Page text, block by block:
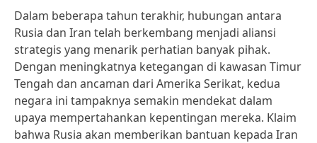
Dalam beberapa tahun terakhir, hubungan antara
Rusia dan Iran telah berkembang menjadi aliansi
strategis yang menarik perhatian banyak pihak.
Dengan meningkatnya ketegangan di kawasan Timur
Tengah dan ancaman dari Amerika Serikat, kedua
negara ini tampaknya semakin mendekat dalam
upaya mempertahankan kepentingan mereka. Klaim
bahwa Rusia akan memberikan bantuan kepada Iran